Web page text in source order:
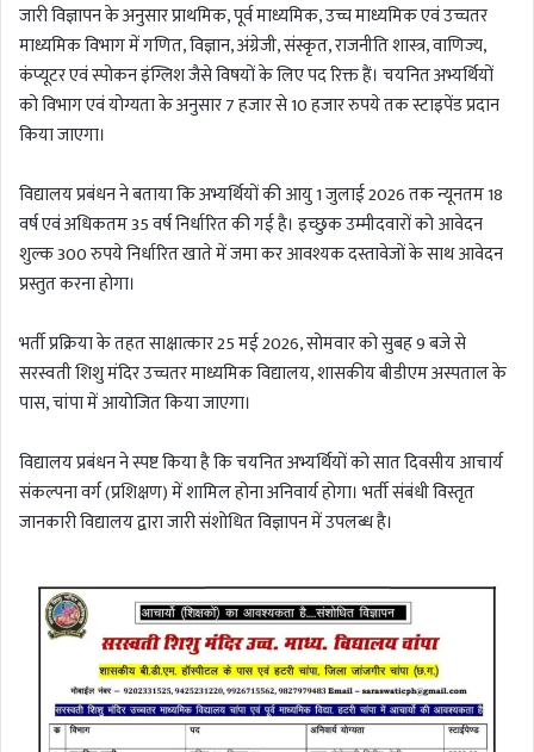
जारी विज्ञापन के अनुसार प्राथमिक, पूर्व माध्यमिक, उच्च माध्यमिक एवं उच्चतर
माध्यमिक विभाग में गणित, विज्ञान, अंग्रेजी, संस्कृत, राजनीति शास्त्र, वाणिज्य,
कंप्यूटर एवं स्पोकन इंग्लिश जैसे विषयों के लिए पद रिक्त हैं। चयनित अभ्यर्थियों
को विभाग एवं योग्यता के अनुसार 7 हजार से 10 हजार रुपये तक स्टाइपेंड प्रदान
किया जाएगा।
विद्यालय प्रबंधन ने बताया कि अभ्यर्थियों की आयु 1 जुलाई 2026 तक न्यूनतम 18
वर्ष एवं अधिकतम 35 वर्ष निर्धारित की गई है। इच्छुक उम्मीदवारों को आवेदन
शुल्क 300 रुपये निर्धारित खाते में जमा कर आवश्यक दस्तावेजों के साथ आवेदन
प्रस्तुत करना होगा।
भर्ती प्रक्रिया के तहत साक्षात्कार 25 मई 2026, सोमवार को सुबह 9 बजे से
सरस्वती शिशु मंदिर उच्चतर माध्यमिक विद्यालय, शासकीय बीडीएम अस्पताल के
पास, चांपा में आयोजित किया जाएगा।
विद्यालय प्रबंधन ने स्पष्ट किया है कि चयनित अभ्यर्थियों को सात दिवसीय आचार्य
संकल्पना वर्ग (प्रशिक्षण) में शामिल होना अनिवार्य होगा। भर्ती संबंधी विस्तृत
जानकारी विद्यालय द्वारा जारी संशोधित विज्ञापन में उपलब्ध है।